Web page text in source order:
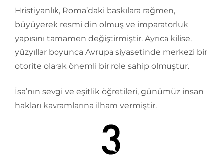
Hristiyanlık, Roma’daki baskılara rağmen,
büyüyerek resmi din olmuş ve imparatorluk
yapısını tamamen değiştirmiştir. Ayrıca kilise,
yüzyıllar boyunca Avrupa siyasetinde merkezi bir
otorite olarak önemli bir role sahip olmuştur.
İsa’nın sevgi ve eşitlik öğretileri, günümüz insan
hakları kavramlarına ilham vermiştir.